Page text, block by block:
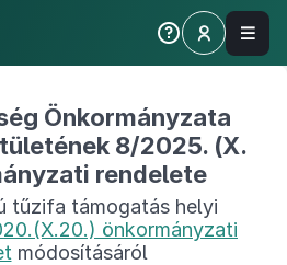
Önkormányzata
8/2025. (X.
rendelete
tűzifa támogatás helyi
önkormányzati
módosításáról